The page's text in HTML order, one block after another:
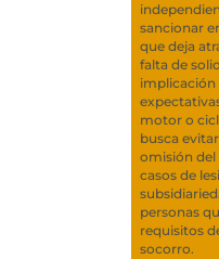
sancionar
que deja
falta de
implicación
motor o
busca
omisión del
casos de
personas
requisitos
socorro.